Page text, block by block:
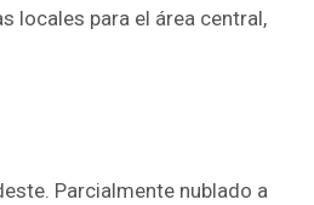
locales para el área central,
Parcialmente nublado a